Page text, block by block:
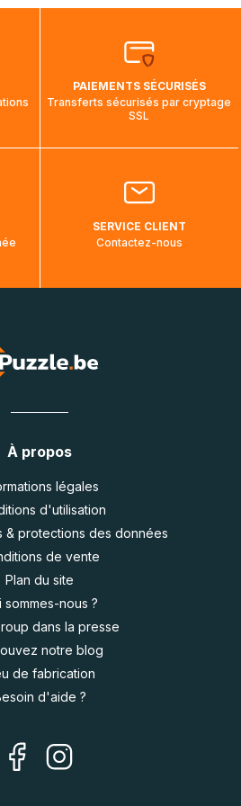
PAIEMENTS SÉCURISÉS
Transferts sécurisés par cryptage
SSL
SERVICE CLIENT
Contactez-nous
À propos
légales
d'utilisation
& protections des données
de vente
Plan du site
sommes-nous ?
dans la presse
notre blog
de fabrication
d'aide ?